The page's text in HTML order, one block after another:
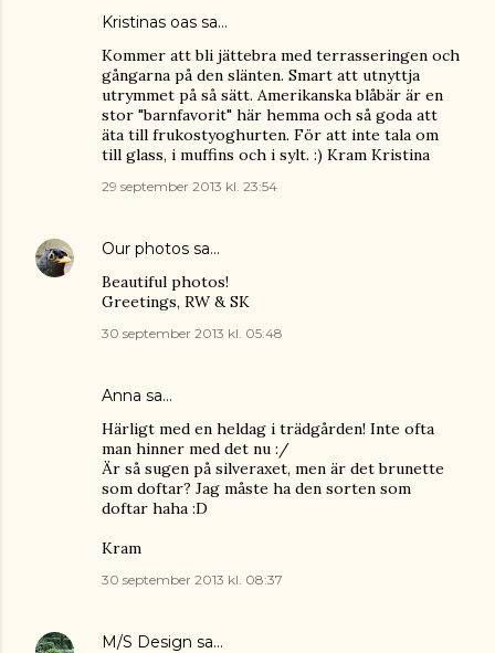
Kristinas oas sa…
Kommer att bli jättebra med terrasseringen och
gångarna på den slänten. Smart att utnyttja
utrymmet på så sätt. Amerikanska blåbär är en
stor "barnfavorit" här hemma och så goda att
äta till frukostyoghurten. För att inte tala om
till glass, i muffins och i sylt. :) Kram Kristina
29 september 2013 kl. 23:54
Our photos sa…
Beautiful photos!
Greetings, RW & SK
30 september 2013 kl. 05:48
Anna sa…
Härligt med en heldag i trädgården! Inte ofta
man hinner med det nu :/
Är så sugen på silveraxet, men är det brunette
som doftar? Jag måste ha den sorten som
doftar haha :D
Kram
30 september 2013 kl. 08:37
M/S Design sa…